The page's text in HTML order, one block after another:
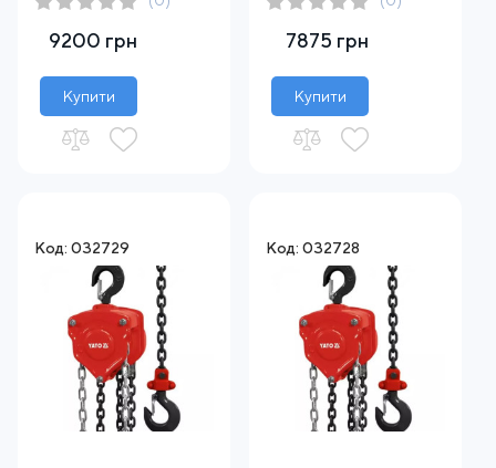
9200 грн
Купити
7875 грн
Купити
Код: 032729 Код: 032728